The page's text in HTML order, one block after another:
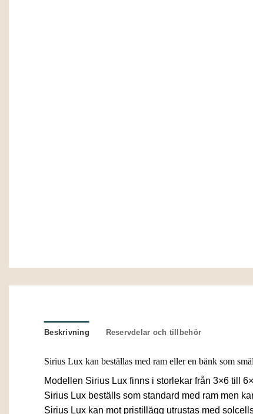
Beskrivning Reservdelar och tillbehör
Sirius Lux kan beställas med ram eller en bänk som
Modellen Sirius Lux finns i storlekar från 3×6 till
Sirius Lux beställs som standard med ram men
Sirius Lux kan mot pristillägg utrustas med